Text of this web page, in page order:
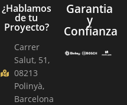
¿Hablamos
de tu
Proyecto?
Carrer
Salut, 51,
08213
Polinyà,
Barcelona
Garantia
y
Confianza